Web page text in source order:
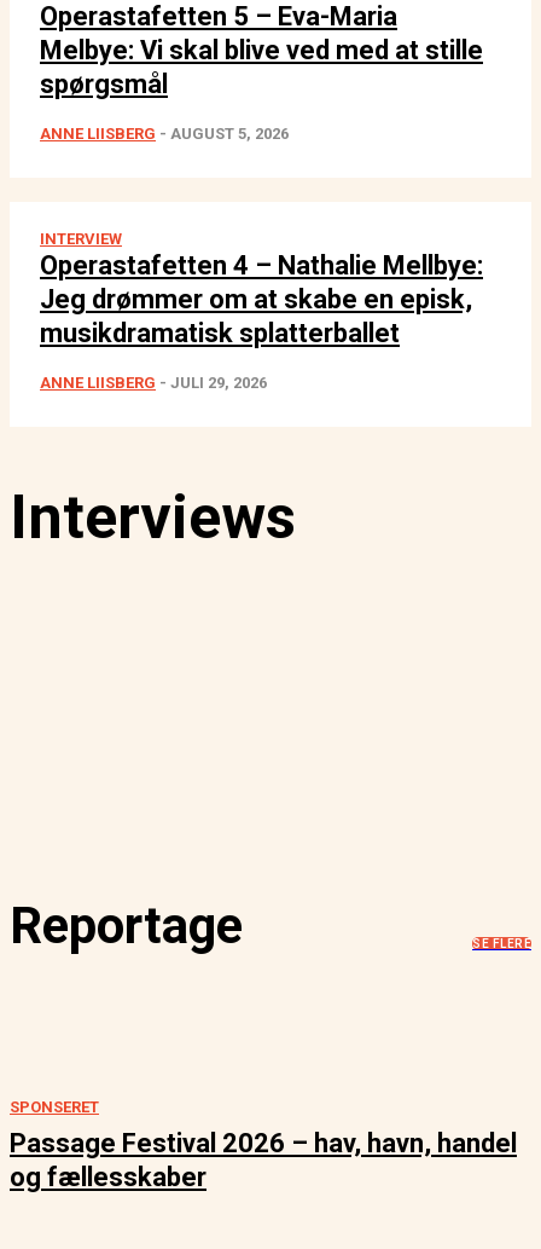
Operastafetten 5 – Eva-Maria
Melbye: Vi skal blive ved med at stille
spørgsmål
ANNE LIISBERG - AUGUST 5, 2026
INTERVIEW
Operastafetten 4 – Nathalie Mellbye:
Jeg drømmer om at skabe en episk,
musikdramatisk splatterballet
ANNE LIISBERG - JULI 29, 2026
Interviews
Reportage SE FLERE
SPONSERET
Passage Festival 2026 – hav, havn, handel
og fællesskaber